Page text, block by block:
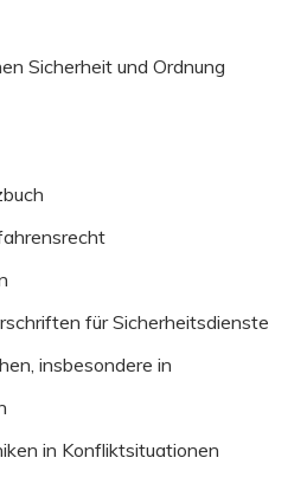
Sicherheit und Ordnung
für Sicherheitsdienste
insbesondere in
in Konfliktsituationen